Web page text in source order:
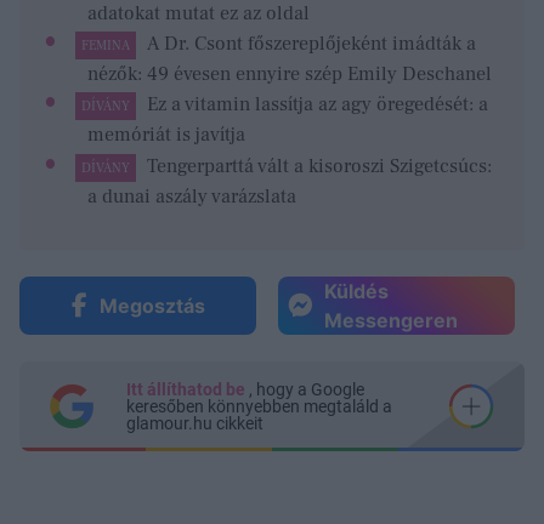
adatokat mutat ez az oldal
FEMINA
A Dr. Csont főszereplőjeként imádták a
nézők: 49 évesen ennyire szép Emily Deschanel
DÍVÁNY
Ez a vitamin lassítja az agy öregedését: a
memóriát is javítja
DÍVÁNY
Tengerparttá vált a kisoroszi Szigetcsúcs:
a dunai aszály varázslata
Megosztás
Küldés
Messengeren
Itt állíthatod be , hogy a Google
keresőben könnyebben megtaláld a
glamour.hu cikkeit